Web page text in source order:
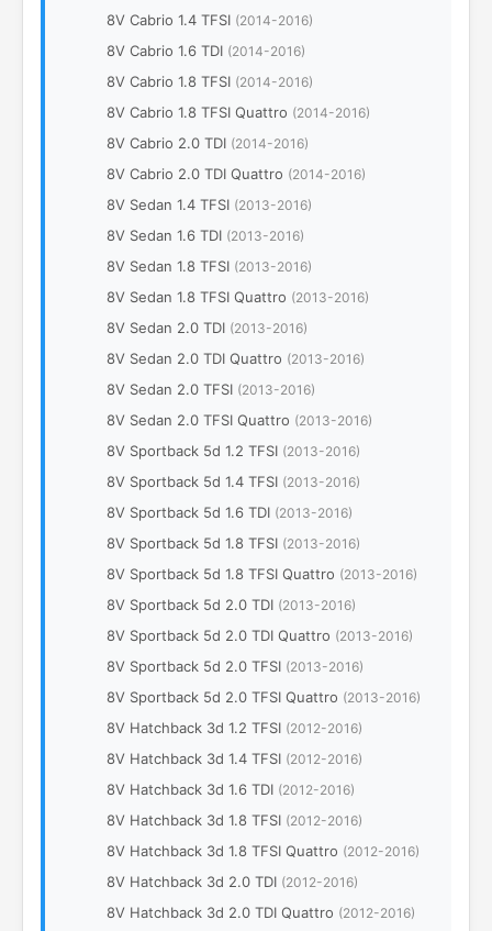
8V Cabrio 1.4 TFSI (2014-2016)
8V Cabrio 1.6 TDI (2014-2016)
8V Cabrio 1.8 TFSI (2014-2016)
8V Cabrio 1.8 TFSI Quattro (2014-2016)
8V Cabrio 2.0 TDI (2014-2016)
8V Cabrio 2.0 TDI Quattro (2014-2016)
8V Sedan 1.4 TFSI (2013-2016)
8V Sedan 1.6 TDI (2013-2016)
8V Sedan 1.8 TFSI (2013-2016)
8V Sedan 1.8 TFSI Quattro (2013-2016)
8V Sedan 2.0 TDI (2013-2016)
8V Sedan 2.0 TDI Quattro (2013-2016)
8V Sedan 2.0 TFSI (2013-2016)
8V Sedan 2.0 TFSI Quattro (2013-2016)
8V Sportback 5d 1.2 TFSI (2013-2016)
8V Sportback 5d 1.4 TFSI (2013-2016)
8V Sportback 5d 1.6 TDI (2013-2016)
8V Sportback 5d 1.8 TFSI (2013-2016)
8V Sportback 5d 1.8 TFSI Quattro (2013-2016)
8V Sportback 5d 2.0 TDI (2013-2016)
8V Sportback 5d 2.0 TDI Quattro (2013-2016)
8V Sportback 5d 2.0 TFSI (2013-2016)
8V Sportback 5d 2.0 TFSI Quattro (2013-2016)
8V Hatchback 3d 1.2 TFSI (2012-2016)
8V Hatchback 3d 1.4 TFSI (2012-2016)
8V Hatchback 3d 1.6 TDI (2012-2016)
8V Hatchback 3d 1.8 TFSI (2012-2016)
8V Hatchback 3d 1.8 TFSI Quattro (2012-2016)
8V Hatchback 3d 2.0 TDI (2012-2016)
8V Hatchback 3d 2.0 TDI Quattro (2012-2016)